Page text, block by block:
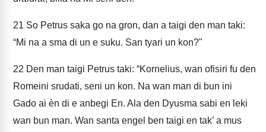
21 So Petrus saka go na gron, dan a taigi den man taki:
“Mi na a sma di un e suku. San tyari un kon?"
22 Den man taigi Petrus taki: “Kornelius, wan ofisiri fu den
Romeini srudati, seni un kon. Na wan man di bun ini
Gado ai èn di e anbegi En. Ala den Dyusma sabi en leki
wan bun man. Wan santa engel ben taigi en tak’ a mus